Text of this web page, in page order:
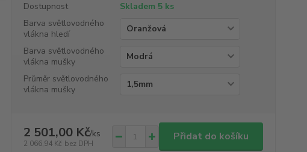
Dostupnost
Skladem 5 ks
Barva světlovodného
vlákna hledí
Barva světlovodného
vlákna mušky
Průměr světlovodného
vlákna mušky
2 501,00 Kč/ks
2 066,94 Kč bez DPH
Přidat do košíku